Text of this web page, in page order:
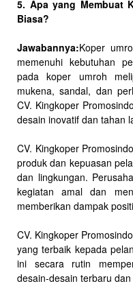
5. Apa yang Membuat
Biasa?
Jawabannya:Koper
memenuhi kebutuhan
pada koper umroh
mukena, sandal, dan
CV. Kingkoper
desain inovatif dan tahan
CV. Kingkoper
produk dan kepuasan
dan lingkungan.
kegiatan amal dan
memberikan dampak
CV. Kingkoper
yang terbaik kepada
ini secara rutin
desain-desain terbaru